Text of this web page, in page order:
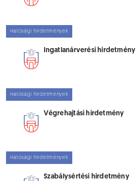
Hatósági hirdetmények
Ingatlanárverési hirdetmény
Hatósági hirdetmények
Végrehajtási hirdetmény
Hatósági hirdetmények
Szabálysértési hirdetmény